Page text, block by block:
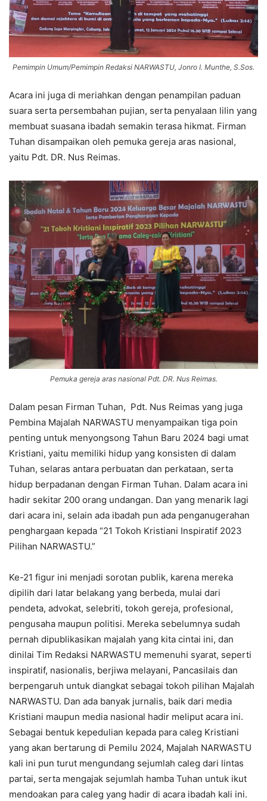
Pemimpin Umum/Pemimpin Redaksi NARWASTU, Jonro I. Munthe, S.Sos.
Acara ini juga di meriahkan dengan penampilan paduan
suara serta persembahan pujian, serta penyalaan lilin yang
membuat suasana ibadah semakin terasa hikmat. Firman
Tuhan disampaikan oleh pemuka gereja aras nasional,
yaitu Pdt. DR. Nus Reimas.
Pemuka gereja aras nasional Pdt. DR. Nus Reimas.
Dalam pesan Firman Tuhan, Pdt. Nus Reimas yang juga
Pembina Majalah NARWASTU menyampaikan tiga poin
penting untuk menyongsong Tahun Baru 2024 bagi umat
Kristiani, yaitu memiliki hidup yang konsisten di dalam
Tuhan, selaras antara perbuatan dan perkataan, serta
hidup berpadanan dengan Firman Tuhan. Dalam acara ini
hadir sekitar 200 orang undangan. Dan yang menarik lagi
dari acara ini, selain ada ibadah pun ada penganugerahan
penghargaan kepada “21 Tokoh Kristiani Inspiratif 2023
Pilihan NARWASTU.”
Ke-21 figur ini menjadi sorotan publik, karena mereka
dipilih dari latar belakang yang berbeda, mulai dari
pendeta, advokat, selebriti, tokoh gereja, profesional,
pengusaha maupun politisi. Mereka sebelumnya sudah
pernah dipublikasikan majalah yang kita cintai ini, dan
dinilai Tim Redaksi NARWASTU memenuhi syarat, seperti
inspiratif, nasionalis, berjiwa melayani, Pancasilais dan
berpengaruh untuk diangkat sebagai tokoh pilihan Majalah
NARWASTU. Dan ada banyak jurnalis, baik dari media
Kristiani maupun media nasional hadir meliput acara ini.
Sebagai bentuk kepedulian kepada para caleg Kristiani
yang akan bertarung di Pemilu 2024, Majalah NARWASTU
kali ini pun turut mengundang sejumlah caleg dari lintas
partai, serta mengajak sejumlah hamba Tuhan untuk ikut
mendoakan para caleg yang hadir di acara ibadah kali ini.